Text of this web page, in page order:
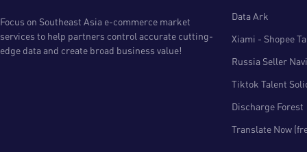
Focus on Southeast Asia e-commerce market
services to help partners control accurate cutting-
edge data and create broad business value!
Data Ark
Xiami - Shopee
Russia Seller
Tiktok Talent
Discharge Forest
Translate Now